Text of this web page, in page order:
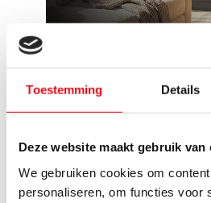
Toestemming Details
Deze website maakt gebruik van
We gebruiken cookies om
personaliseren, om functies voor
Reviews
1 beoordeling
Schrijf een review